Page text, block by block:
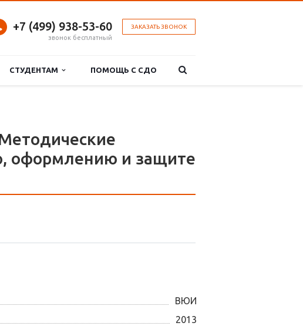
ЗАКАЗАТЬ ЗВОНОК
+7 (499) 938-53-60
звонок бесплатный
СТУДЕНТАМ ПОМОЩЬ С СДО
оформлению и защите
ВЮИ
2013